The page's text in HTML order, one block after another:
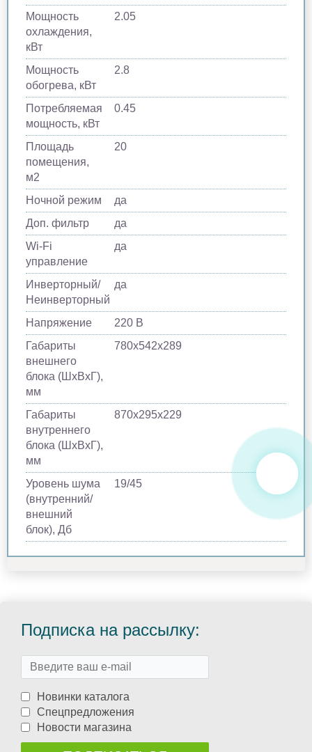
Мощность
охлаждения,
кВт
2.05
Мощность
обогрева, кВт
2.8
Потребляемая
мощность, кВт
0.45
Площадь
помещения,
м2
20
Ночной режим
да
Доп. фильтр
да
Wi-Fi
управление
да
Инверторный/
Неинверторный
да
Напряжение
220 В
Габариты
внешнего
блока (ШхВхГ),
мм
780х542х289
Габариты
внутреннего
блока (ШхВхГ),
мм
870х295х229
Уровень шума
(внутренний/
внешний
блок), Дб
19/45
Подписка на рассылку:
Новинки каталога
Спецпредложения
Новости магазина